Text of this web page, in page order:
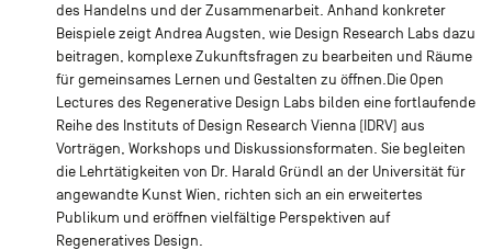
des Handelns und der Zusammenarbeit. Anhand konkreter
Beispiele zeigt Andrea Augsten, wie Design Research Labs dazu
beitragen, komplexe Zukunftsfragen zu bearbeiten und Räume
für gemeinsames Lernen und Gestalten zu öffnen.Die Open
Lectures des Regenerative Design Labs bilden eine fortlaufende
Reihe des Instituts of Design Research Vienna (IDRV) aus
Vorträgen, Workshops und Diskussionsformaten. Sie begleiten
die Lehrtätigkeiten von Dr. Harald Gründl an der Universität für
angewandte Kunst Wien, richten sich an ein erweitertes
Publikum und eröffnen vielfältige Perspektiven auf
Regeneratives Design.